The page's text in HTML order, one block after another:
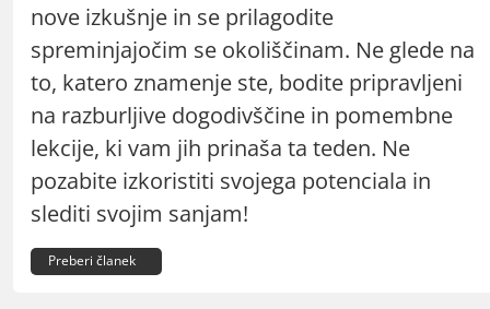
nove izkušnje in se prilagodite
spreminjajočim se okoliščinam. Ne glede na
to, katero znamenje ste, bodite pripravljeni
na razburljive dogodivščine in pomembne
lekcije, ki vam jih prinaša ta teden. Ne
pozabite izkoristiti svojega potenciala in
slediti svojim sanjam!
Preberi članek